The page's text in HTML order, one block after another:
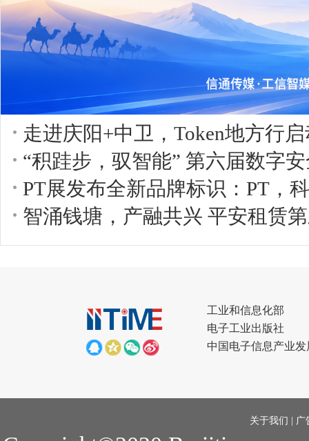
走进庆阳+中卫，Token地方行
“积跬步，驭智能” 第六届数字
PT展发布全新品牌标识：PT，
智涌钱塘，产融共兴 平安租赁
工业和信息化部
电子工业出版社
中国电子信息产业
关于我们 广